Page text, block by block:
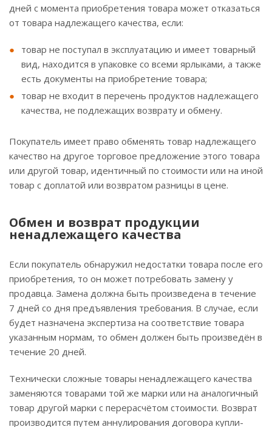
дней с момента приобретения товара может отказаться
от товара надлежащего качества, если:
товар не поступал в эксплуатацию и имеет товарный
вид, находится в упаковке со всеми ярлыками, а также
есть документы на приобретение товара;
товар не входит в перечень продуктов надлежащего
качества, не подлежащих возврату и обмену.
Покупатель имеет право обменять товар надлежащего
качество на другое торговое предложение этого товара
или другой товар, идентичный по стоимости или на иной
товар с доплатой или возвратом разницы в цене.
Обмен и возврат продукции
ненадлежащего качества
Если покупатель обнаружил недостатки товара после его
приобретения, то он может потребовать замену у
продавца. Замена должна быть произведена в течение
7 дней со дня предъявления требования. В случае, если
будет назначена экспертиза на соответствие товара
указанным нормам, то обмен должен быть произведён в
течение 20 дней.
Технически сложные товары ненадлежащего качества
заменяются товарами той же марки или на аналогичный
товар другой марки с перерасчётом стоимости. Возврат
производится путем аннулирования договора купли-